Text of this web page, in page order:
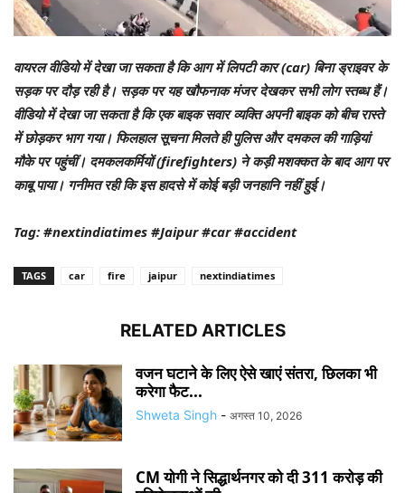
वायरल वीडियो में देखा जा सकता है कि आग में लिपटी कार (car) बिना ड्राइवर के
सड़क पर दौड़ रही है। सड़क पर यह खौफनाक मंजर देखकर सभी लोग स्तब्ध हैं।
वीडियो में देखा जा सकता है कि एक बाइक सवार व्यक्ति अपनी बाइक को बीच रास्ते
में छोड़कर भाग गया। फिलहाल सूचना मिलते ही पुलिस और दमकल की गाड़ियां
मौके पर पहुंचीं। दमकलकर्मियों (firefighters) ने कड़ी मशक्कत के बाद आग पर
काबू पाया। गनीमत रही कि इस हादसे में कोई बड़ी जनहानि नहीं हुई।
Tag: #nextindiatimes #Jaipur #car #accident
TAGS car fire jaipur nextindiatimes
RELATED ARTICLES
वजन घटाने के लिए ऐसे खाएं संतरा, छिलका भी
करेगा फैट...
Shweta Singh - अगस्त 10, 2026
CM योगी ने सिद्धार्थनगर को दी 311 करोड़ की